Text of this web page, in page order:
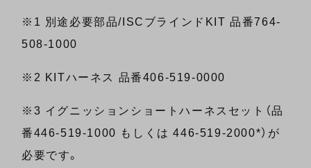
※1 別途必要部品/ISCブラインドKIT 品番764-
508-1000
※2 KITハーネス 品番406-519-0000
※3 イグニッションショートハーネスセット（品
番446-519-1000 もしくは 446-519-2000*）が
必要です。